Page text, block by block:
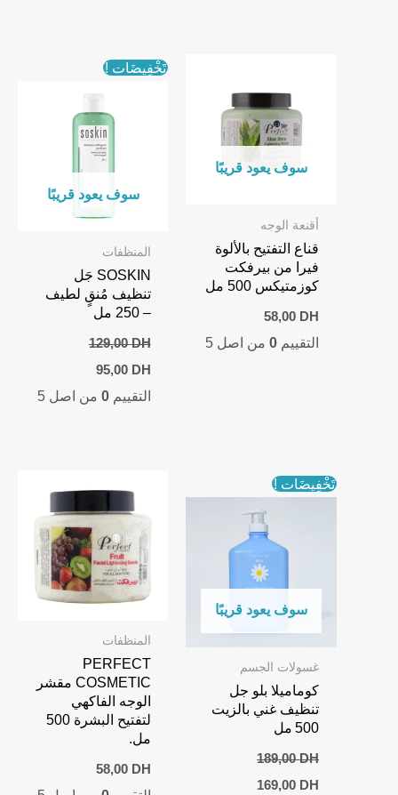
سوف يعود قريبًا
أقنعة الوجه
قناع التفتيح بالألوة
فيرا من بيرفكت
كوزمتيكس 500 مل
58,00 DH
التقييم 0من اصل 5
تَخْفِيضَات !
سوف يعود قريبًا
المنظفات
SOSKIN جَل
تنظيف مُنقٍ لطيف
– 250 مل
129,00DH
Original
was:
95,00 DH
is:
التقييم0 من اصل 5
تَخْفِيضَات !
سوف يعود قريبًا
غسولات الجسم
كوماميلا بلو جل
تنظيف غني بالزيت
500 مل
189,00DH
Original
169,00 DH
Current
المنظفات
PERFECT
COSMETIC مقشر
الوجه الفاكهي
لتفتيح البشرة 500
مل.
58,00 DH